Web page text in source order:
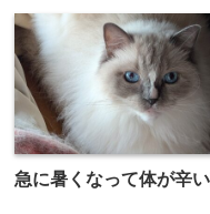
急に暑くなって体が辛